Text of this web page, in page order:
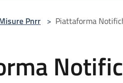
Pnrr > Piattaforma